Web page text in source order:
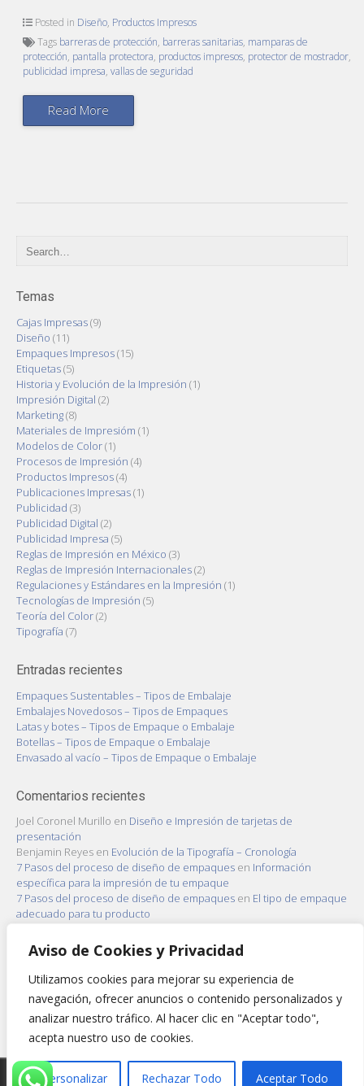
Aviso de Cookies y Privacidad
Utilizamos cookies para mejorar su experiencia de
navegación, ofrecer anuncios o contenido personalizados y
analizar nuestro tráfico. Al hacer clic en "Aceptar todo",
acepta nuestro uso de cookies.
Personalizar Rechazar Todo Aceptar Todo
Posted in Diseño, Productos Impresos
Tags barreras de protección, barreras sanitarias, mamparas de
protección, pantalla protectora, productos impresos, protector de mostrador,
publicidad impresa,vallas de seguridad
Read More
Temas
Cajas Impresas(9)
Diseño (11)
Empaques Impresos(15)
Etiquetas(5)
Historia y Evolución de la Impresión (1)
Impresión Digital (2)
Marketing(8)
Materiales de Impresióm (1)
Modelos de Color(1)
Procesos de Impresión (4)
Productos Impresos(4)
Publicaciones Impresas(1)
Publicidad (3)
Publicidad Digital (2)
Publicidad Impresa (5)
Reglas de Impresión en México (3)
Reglas de Impresión Internacionales(2)
Regulaciones y Estándares en la Impresión (1)
Tecnologías de Impresión (5)
Teoría del Color(2)
Tipografía (7)
Entradas recientes
Empaques Sustentables – Tipos de Embalaje
Embalajes Novedosos – Tipos de Empaques
Latas y botes – Tipos de Empaque o Embalaje
Botellas – Tipos de Empaque o Embalaje
Envasado al vacío – Tipos de Empaque o Embalaje
Comentarios recientes
Joel Coronel Murillo en Diseño e Impresión de tarjetas de
presentación
Benjamin Reyes en Evolución de la Tipografía – Cronología
7 Pasos del proceso de diseño de empaques en Información
específica para la impresión de tu empaque
7 Pasos del proceso de diseño de empaques en El tipo de empaque
adecuado para tu producto
de un producto
Archivo
Archivo
Copyright 2022 - Mundo Impreso